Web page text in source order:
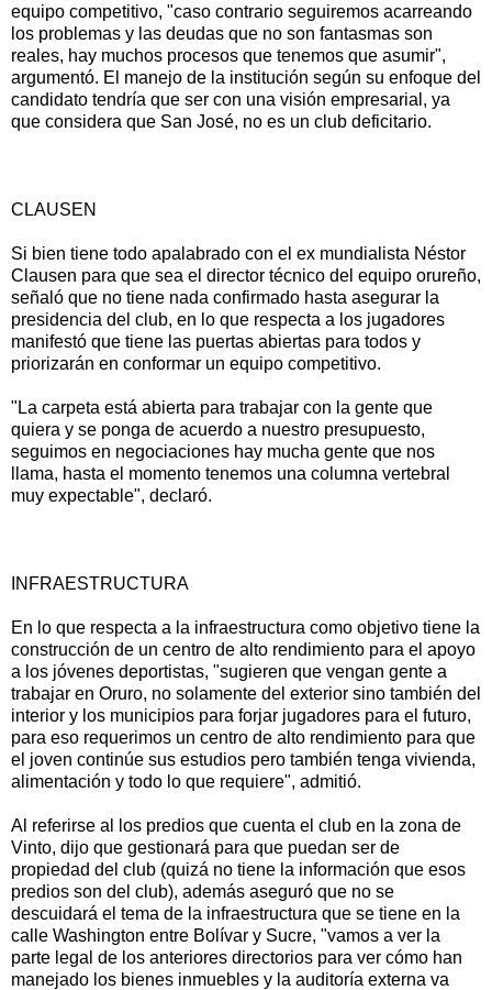
equipo competitivo, "caso contrario seguiremos acarreando
los problemas y las deudas que no son fantasmas son
reales, hay muchos procesos que tenemos que asumir",
argumentó. El manejo de la institución según su enfoque del
candidato tendría que ser con una visión empresarial, ya
que considera que San José, no es un club deficitario.
CLAUSEN
Si bien tiene todo apalabrado con el ex mundialista Néstor
Clausen para que sea el director técnico del equipo orureño,
señaló que no tiene nada confirmado hasta asegurar la
presidencia del club, en lo que respecta a los jugadores
manifestó que tiene las puertas abiertas para todos y
priorizarán en conformar un equipo competitivo.
"La carpeta está abierta para trabajar con la gente que
quiera y se ponga de acuerdo a nuestro presupuesto,
seguimos en negociaciones hay mucha gente que nos
llama, hasta el momento tenemos una columna vertebral
muy expectable", declaró.
INFRAESTRUCTURA
En lo que respecta a la infraestructura como objetivo tiene la
construcción de un centro de alto rendimiento para el apoyo
a los jóvenes deportistas, "sugieren que vengan gente a
trabajar en Oruro, no solamente del exterior sino también del
interior y los municipios para forjar jugadores para el futuro,
para eso requerimos un centro de alto rendimiento para que
el joven continúe sus estudios pero también tenga vivienda,
alimentación y todo lo que requiere", admitió.
Al referirse al los predios que cuenta el club en la zona de
Vinto, dijo que gestionará para que puedan ser de
propiedad del club (quizá no tiene la información que esos
predios son del club), además aseguró que no se
descuidará el tema de la infraestructura que se tiene en la
calle Washington entre Bolívar y Sucre, "vamos a ver la
parte legal de los anteriores directorios para ver cómo han
manejado los bienes inmuebles y la auditoría externa va